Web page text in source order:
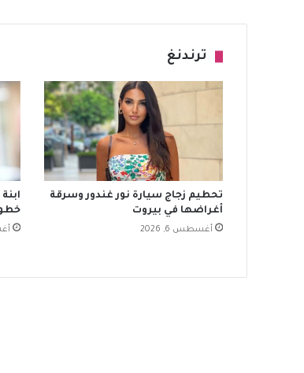
ترندنغ
تحطيم زجاج سيارة نور غندور وسرقة
أغراضها في بيروت
أغسطس 6, 2026